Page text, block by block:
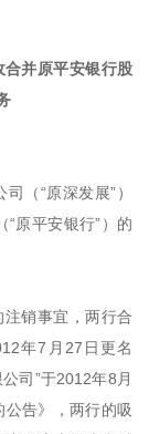
并原平安银行股
（“原深发展”）
“原平安银行”）的
销事宜，两行合
年7月27日更名
司”于2012年8月
告》，两行的吸